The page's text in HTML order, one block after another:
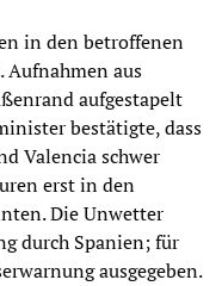
in den betroffenen
Aufnahmen aus
aufgestapelt
bestätigte, dass
Valencia schwer
erst in den
Die Unwetter
durch Spanien; für
ausgegeben.